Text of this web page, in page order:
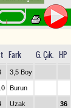
Fark G. Çık. HP
3,5 Boy
Burun
Uzak 36